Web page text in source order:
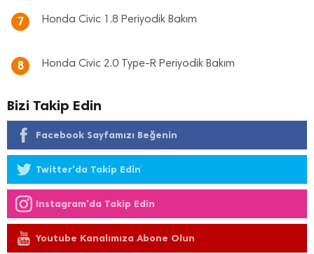
7 Honda Civic 1.8 Periyodik Bakım
8 Honda Civic 2.0 Type-R Periyodik Bakım
Bizi Takip Edin
Facebook Sayfamızı Beğenin
Twitter'da Takip Edin
Instagram'da Takip Edin
Youtube Kanalımıza Abone Olun